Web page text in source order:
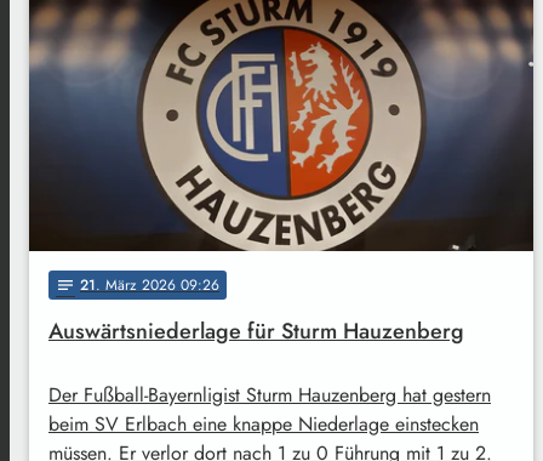
notes 21. März 2026 09:26
Auswärtsniederlage für Sturm Hauzenberg
Der Fußball-Bayernligist Sturm Hauzenberg hat gestern
beim SV Erlbach eine knappe Niederlage einstecken
müssen. Er verlor dort nach 1 zu 0 Führung mit 1 zu 2.